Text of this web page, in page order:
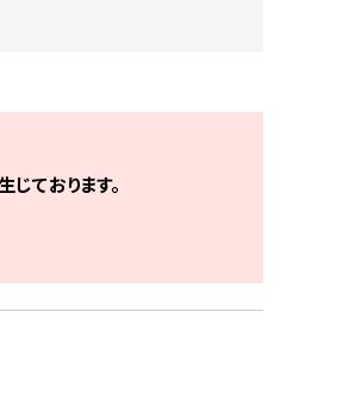
ております。